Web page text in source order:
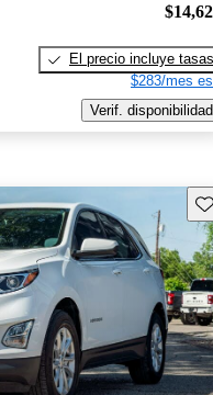
El precio incluye tasas
$283/mes
Verif. disponibilidad